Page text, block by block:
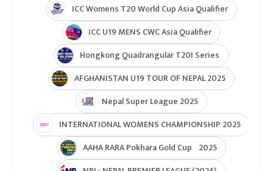
ICC Womens T20 World Cup Asia Qualifier
ICC U19 MENS CWC Asia Qualifier
Hongkong Quadrangular T20I Series
AFGHANISTAN U19 TOUR OF NEPAL 2025
Nepal Super League 2025
INTERNATIONAL WOMENS CHAMPIONSHIP 2025
AAHA RARA Pokhara Gold Cup 2025